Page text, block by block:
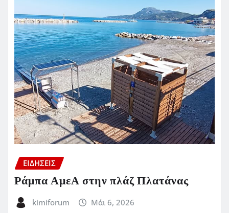
ΕΙΔΗΣΕΙΣ
Ράμπα ΑμεΑ στην πλάζ Πλατάνας
kimiforum Μάι 6, 2026